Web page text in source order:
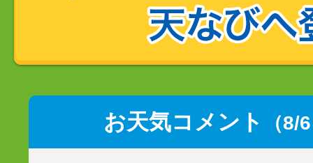
お天気コメント （8/